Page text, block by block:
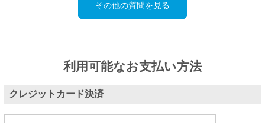
その他の質問を見る
利用可能なお支払い方法
クレジットカード決済